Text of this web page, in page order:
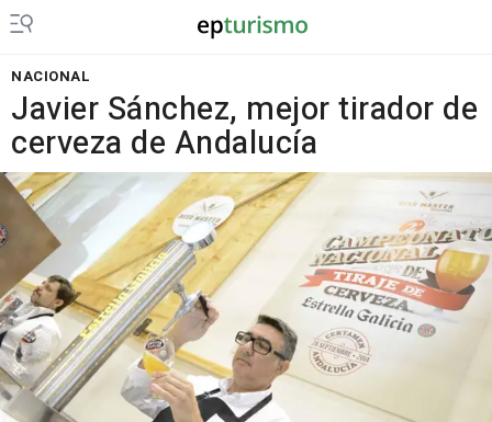
NACIONAL
Javier Sánchez, mejor tirador de
cerveza de Andalucía